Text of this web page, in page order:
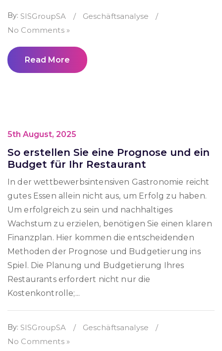
By: SISGroupSA / Geschäftsanalyse
/
No Comments »
Read More
5th August, 2025
So erstellen Sie eine Prognose und ein
Budget für Ihr Restaurant
In der wettbewerbsintensiven Gastronomie reicht
gutes Essen allein nicht aus, um Erfolg zu haben.
Um erfolgreich zu sein und nachhaltiges
Wachstum zu erzielen, benötigen Sie einen klaren
Finanzplan. Hier kommen die entscheidenden
Methoden der Prognose und Budgetierung ins
Spiel. Die Planung und Budgetierung Ihres
Restaurants erfordert nicht nur die
Kostenkontrolle;...
By: SISGroupSA / Geschäftsanalyse
/
No Comments »